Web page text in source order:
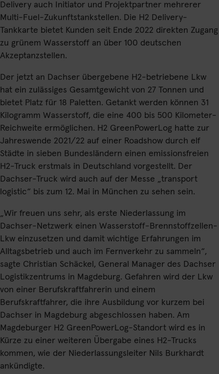
Delivery auch Initiator und Projektpartner mehrerer
Multi-Fuel-Zukunftstankstellen. Die H2 Delivery-
Tankkarte bietet Kunden seit Ende 2022 direkten Zugang
zu grünem Wasserstoff an über 100 deutschen
Akzeptanzstellen.
Der jetzt an Dachser übergebene H2-betriebene Lkw
hat ein zulässiges Gesamtgewicht von 27 Tonnen und
bietet Platz für 18 Paletten. Getankt werden können 31
Kilogramm Wasserstoff, die eine 400 bis 500 Kilometer-
Reichweite ermöglichen. H2 GreenPowerLog hatte zur
Jahreswende 2021/22 auf einer Roadshow durch elf
Städte in sieben Bundesländern einen emissionsfreien
H2-Truck erstmals in Deutschland vorgestellt. Der
Dachser-Truck wird auch auf der Messe „transport
logistic“ bis zum 12. Mai in München zu sehen sein.
„Wir freuen uns sehr, als erste Niederlassung im
Dachser-Netzwerk einen Wasserstoff-Brennstoffzellen-
Lkw einzusetzen und damit wichtige Erfahrungen im
Alltagsbetrieb und auch im Fernverkehr zu sammeln“,
sagte Christian Schäckel, General Manager des Dachser
Logistikzentrums in Magdeburg. Gefahren wird der Lkw
von einer Berufskraftfahrerin und einem
Berufskraftfahrer, die ihre Ausbildung vor kurzem bei
Dachser in Magdeburg abgeschlossen haben. Am
Magdeburger H2 GreenPowerLog-Standort wird es in
Kürze zu einer weiteren Übergabe eines H2-Trucks
kommen, wie der Niederlassungsleiter Nils Burkhardt
ankündigte.